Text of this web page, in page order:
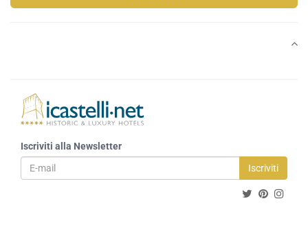
Iscriviti alla Newsletter
Iscriviti